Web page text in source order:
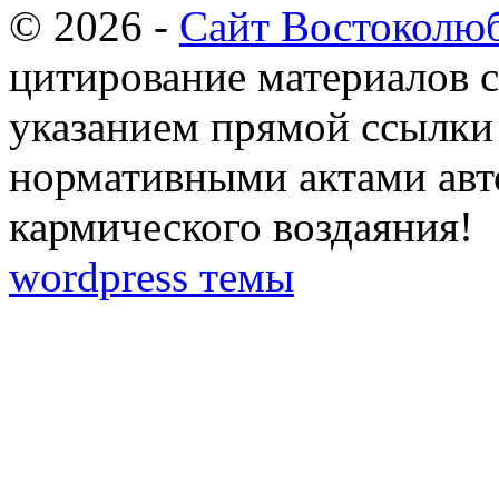
© 2026 - Сайт
цитирование материалов
указанием прямой
нормативными актами
кармического воздаяния!
wordpress темы